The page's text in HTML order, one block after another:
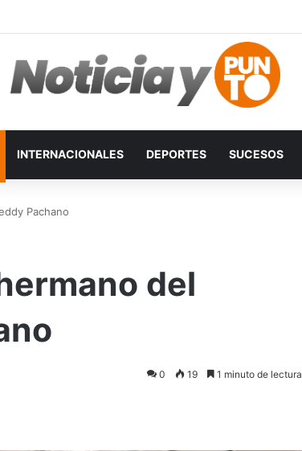
INTERNACIONALES DEPORTES SUCESOS
Pachano
del
0 19 1 minuto de lectura